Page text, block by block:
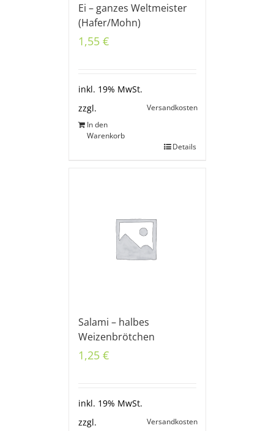
Ei – ganzes Weltmeister
(Hafer/Mohn)
1,55 €
inkl. 19% MwSt.
zzgl.
Versandkosten
In den
Warenkorb
Details
Salami – halbes
Weizenbrötchen
1,25 €
inkl. 19% MwSt.
zzgl.
Versandkosten